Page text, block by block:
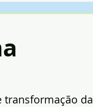
transformação da